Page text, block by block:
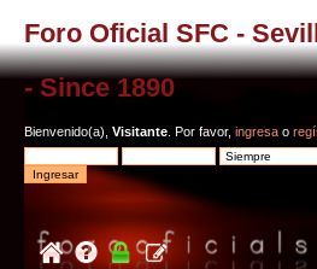
Foro Oficial SFC -
- Since 1890
Bienvenido(a), Visitante . Por favor, ingresa o